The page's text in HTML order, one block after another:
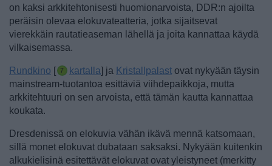
on kaksi arkkitehtonisesti huomionarvoista, DDR:n ajoilta
peräisin olevaa elokuvateatteria, jotka sijaitsevat
vierekkäin rautatieaseman lähellä ja joita kannattaa käydä
vilkaisemassa.
Rundkino [ kartalla] ja Kristallpalast ovat nykyään täysin
mainstream-tuotantoa esittäviä viihdepaikkoja, mutta
arkkitehtuuri on sen arvoista, että tämän kautta kannattaa
koukata.
Dresdenissä on elokuvia vähän ikävä mennä katsomaan,
sillä monet elokuvat dubataan saksaksi. Nykyään kuitenkin
alkukielisinä esitettävät elokuvat ovat yleistyneet (merkitty